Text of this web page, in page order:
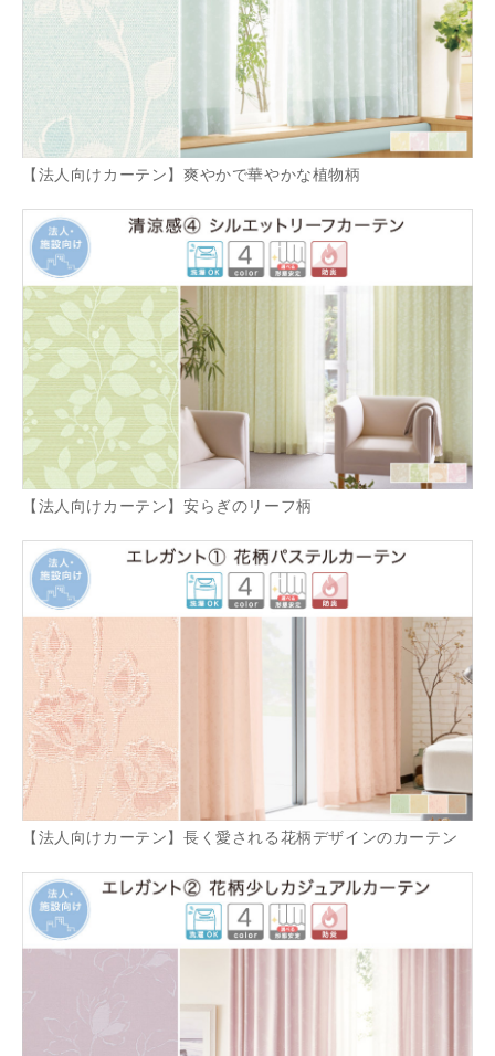
【法人向けカーテン】爽やかで華やかな植物柄
【法人向けカーテン】安らぎのリーフ柄
【法人向けカーテン】長く愛される花柄デザインのカーテン